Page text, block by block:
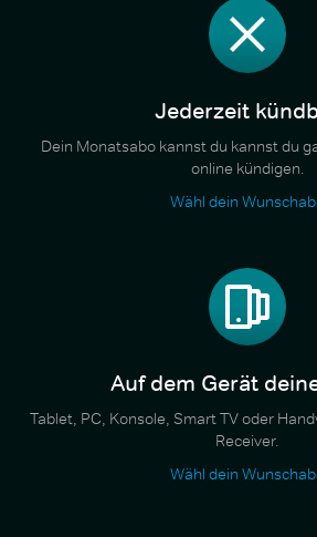
Jederzeit
Dein Monatsabo kannst du kannst du
online kündigen.
Wähl dein
Auf dem Gerät
Tablet, PC, Konsole, Smart TV oder
Receiver.
Wähl dein